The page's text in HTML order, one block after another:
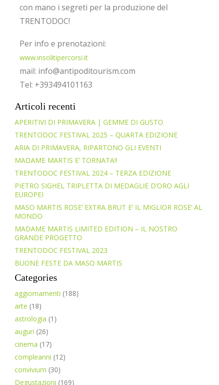
con mano i segreti per la produzione del
TRENTODOC!
Per info e prenotazioni:
www.insolitipercorsi.it
mail: info@antipoditourism.com
Tel: +393494101163
Articoli recenti
APERITIVI DI PRIMAVERA | GEMME DI GUSTO
TRENTODOC FESTIVAL 2025 – QUARTA EDIZIONE
ARIA DI PRIMAVERA, RIPARTONO GLI EVENTI
MADAME MARTIS E’ TORNATA!!
TRENTODOC FESTIVAL 2024 – TERZA EDIZIONE
PIETRO SIGHEL TRIPLETTA DI MEDAGLIE D’ORO AGLI
EUROPEI
MASO MARTIS ROSE’ EXTRA BRUT E’ IL MIGLIOR ROSE’ AL
MONDO
MADAME MARTIS LIMITED EDITION – IL NOSTRO
GRANDE PROGETTO
TRENTODOC FESTIVAL 2023
BUONE FESTE DA MASO MARTIS
Categories
aggiornamenti (188)
arte (18)
astrologia (1)
auguri (26)
cinema (17)
compleanni (12)
convivium (30)
Degustazioni (169)